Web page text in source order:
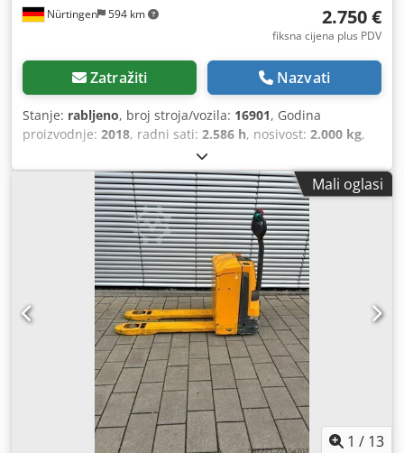
Nürtingen 594 km 2.750 €
fiksna cijena plus PDV
Zatražiti Nazvati
Stanje: rabljeno, broj stroja/vozila: 16901, Godina
proizvodnje: 2018, radni sati: 2.586 h, nosivost: 2.000 kg,
, težište tereta:
goriva:električni, vrsta jarbola:drugo, građevinska visina:
, napon baterije:24 V, duljina vilica: 1.150 mm,
ukupna masa:563 kg, 5087112 Serijski broj: 98194628
Cjdpfxeynu H Te Aqvoha Podaci o bateriji: 24 V, 2EPzB, 150
Ah (proizvedeno 2018.)
Mali oglasi
1 / 13